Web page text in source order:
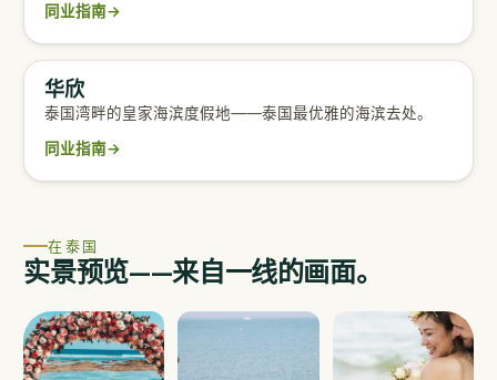
同业指南→
完整同业指南
华欣
泰国湾畔的皇家海滨度假地——泰国最优雅的海滨去处。
同业指南→
在泰国
实景预览——来自一线的画面。